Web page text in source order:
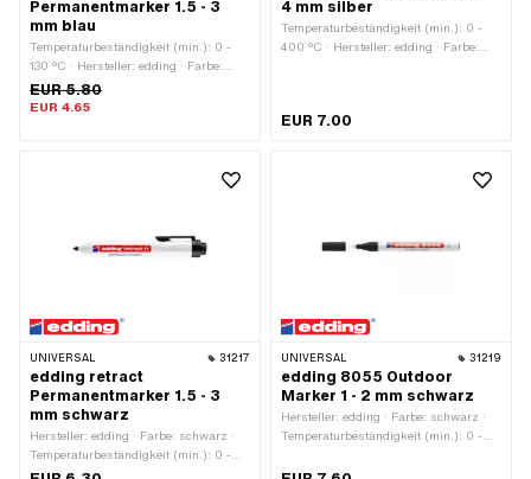
Permanentmarker 1.5 - 3
mm blau
Temperaturbeständigkeit (min.): 0 -
130 °C · Hersteller: edding · Farbe:
blau · Strichbreite: 1.5 - 3 ·
Anwendungsbereich: Farbe & Lacke
EUR 5.80
EUR 4.65
4 mm silber
Temperaturbeständigkeit (min.): 0 -
400 °C · Hersteller: edding · Farbe:
EUR 7.00
UNIVERSAL 31217
edding retract
Permanentmarker 1.5 - 3
mm schwarz
Hersteller: edding · Farbe: schwarz ·
Temperaturbeständigkeit (min.): 0 -
130 °C · Strichbreite: 1.5 - 3
UNIVERSAL 31219
edding 8055 Outdoor
Marker 1 - 2 mm schwarz
Hersteller: edding · Farbe: schwarz ·
Temperaturbeständigkeit (min.): 0 -